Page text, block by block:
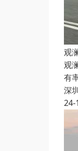
观
观
有
深
24-